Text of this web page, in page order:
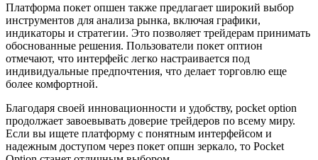
Платформа покет опшен также предлагает широкий выбор
инструментов для анализа рынка, включая графики,
индикаторы и стратегии. Это позволяет трейдерам принимать
обоснованные решения. Пользователи покет оптион
отмечают, что интерфейс легко настраивается под
индивидуальные предпочтения, что делает торговлю еще
более комфортной.
Благодаря своей инновационности и удобству, pocket option
продолжает завоевывать доверие трейдеров по всему миру.
Если вы ищете платформу с понятным интерфейсом и
надежным доступом через покет опшн зеркало, то Pocket